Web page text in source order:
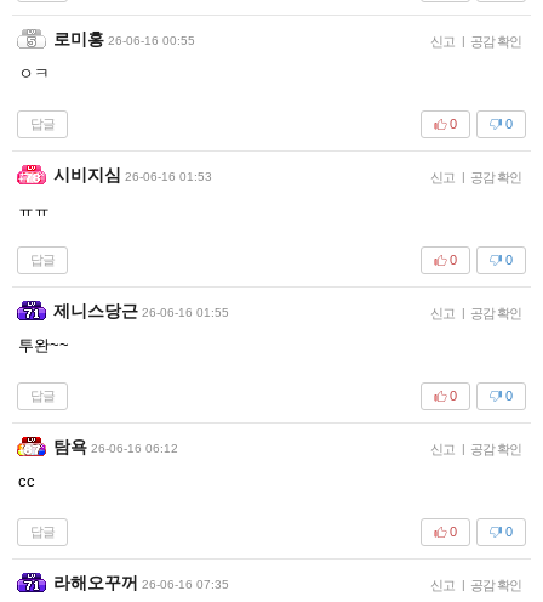
로미홍 26-06-16 00:55 신고 | 공감 확인
ㅇㅋ
답글 0
0
시비지심 26-06-16 01:53 신고 | 공감 확인
ㅠㅠ
답글 0
0
제니스당근 26-06-16 01:55 신고 | 공감 확인
투완~~
답글 0
0
탐욕 26-06-16 06:12 신고 | 공감 확인
cc
답글 0
0
라해오꾸꺼 26-06-16 07:35 신고 | 공감 확인